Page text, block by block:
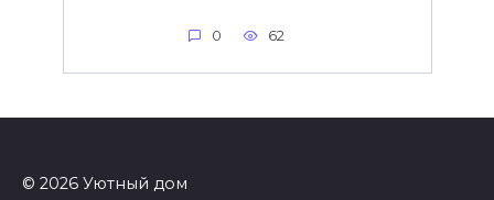
0 62
© 2026 Уютный дом